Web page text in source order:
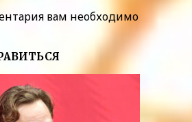
вам необходимо